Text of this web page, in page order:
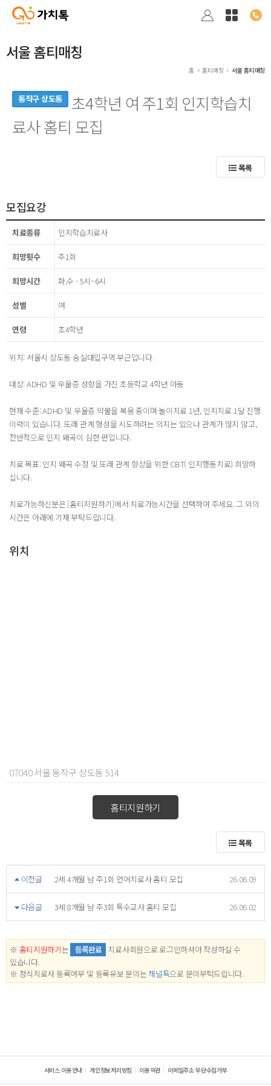
서울 홈티매칭
홈 홈티매칭 서울 홈티매칭
동작구 상도동
초4학년 여 주1회 인지학습치
료사 홈티 모집
목록
모집요강
치료종류 인지학습치료사
희망횟수 주1회
희망시간 화,수 - 5시~6시
성별 여
연령 초4학년
위치: 서울시 상도동 숭실대입구역 부근입니다.
대상: ADHD 및 우울증 성향을 가진 초등학교 4학년 아동
현재 수준: ADHD 및 우울증 약물을 복용 중이며 놀이치료 1년, 인지치료 1달 진행
이력이 있습니다. 또래 관계 형성을 시도하려는 의지는 있으나 관계가 많지 않고,
전반적으로 인지 왜곡이 심한 편입니다.
치료 목표: 인지 왜곡 수정 및 또래 관계 향상을 위한 CBT( 인지행동치료) 희망하
십니다.
치료가능하신분은 [홈티지원하기]에서 치료가능시간을 선택하여 주세요. 그 외의
시간은 아래에 기재 부탁드립니다.
위치
07040 서울 동작구 상도동 514
홈티지원하기
목록
이전글 2세 4개월 남 주1회 언어치료사 홈티 모집 26.06.09
다음글 3세 8개월 남 주3회 특수교사 홈티 모집 26.06.02
※ 홈티지원하기는 등록완료 치료사회원으로 로그인하셔야 작성하실 수
있습니다.
※ 정식치료사 등록여부 및 등록유보 문의는 채널톡으로 문의부탁드립니다.
서비스 이용안내 개인정보처리방침 이용약관 이메일주소 무단수집거부